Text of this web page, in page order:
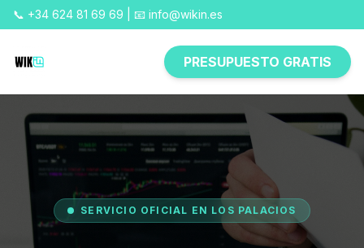
📞 +34 624 81 69 69 | 📧 info@wikin.es
PRESUPUESTO GRATIS
SERVICIO OFICIAL EN LOS PALACIOS